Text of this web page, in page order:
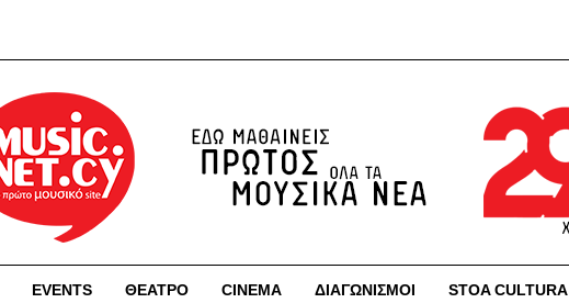
EVENTS ΘΕΑΤΡΟ CINEMA ΔΙΑΓΩΝΙΣΜΟΙ STOA CULTURA